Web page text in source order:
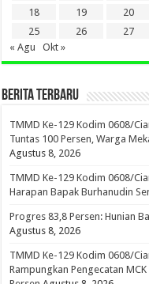
18
19 20
25
26 27
« Agu
Okt »
BERITA TERBARU
TMMD Ke-129 Kodim 0608/
Tuntas 100 Persen, Warga
Agustus 8, 2026
TMMD Ke-129 Kodim 0608/
Harapan Bapak Burhanudin
Progres 83,8 Persen: Hunian
Agustus 8, 2026
TMMD Ke-129 Kodim 0608/
Rampungkan Pengecatan